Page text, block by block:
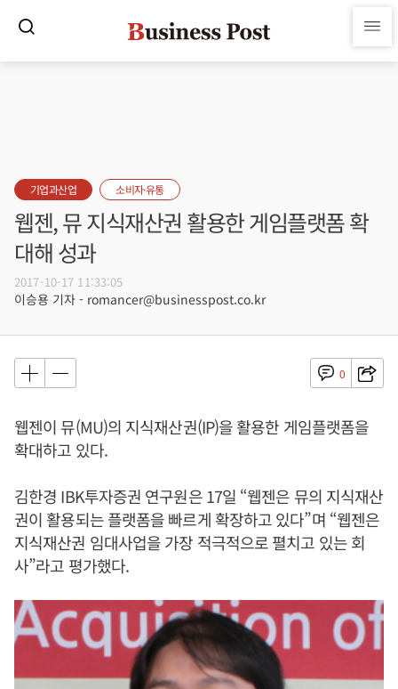
기업과산업 소비자·유통
웹젠, 뮤 지식재산권 활용한 게임플랫폼 확
대해 성과
2017-10-17 11:33:05
이승용 기자 - romancer@businesspost.co.kr
0
웹젠이 뮤(MU)의 지식재산권(IP)을 활용한 게임플랫폼을
확대하고 있다.
김한경 IBK투자증권 연구원은 17일 “웹젠은 뮤의 지식재산
권이 활용되는 플랫폼을 빠르게 확장하고 있다”며 “웹젠은
지식재산권 임대사업을 가장 적극적으로 펼치고 있는 회
사”라고 평가했다.